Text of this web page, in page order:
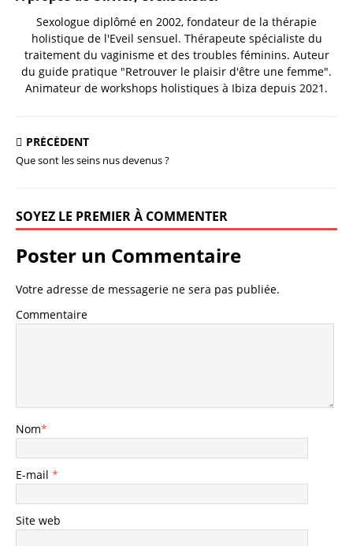
Sexologue diplômé en 2002, fondateur de la thérapie
holistique de l'Eveil sensuel. Thérapeute spécialiste du
traitement du vaginisme et des troubles féminins. Auteur
du guide pratique "Retrouver le plaisir d'être une femme".
Animateur de workshops holistiques à Ibiza depuis 2021.
PRÉCÉDENT
Que sont les seins nus devenus ?
SOYEZ LE PREMIER À COMMENTER
Poster un Commentaire
Votre adresse de messagerie ne sera pas publiée.
Commentaire
Nom*
E-mail *
Site web